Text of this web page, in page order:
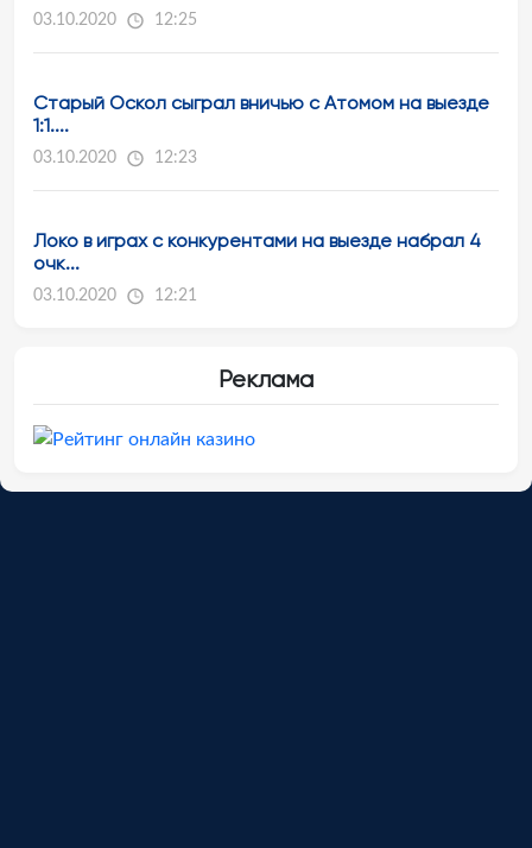
03.10.2020 12:25
Старый Оскол сыграл вничью с Атомом на выезде
1:1....
03.10.2020 12:23
Локо в играх с конкурентами на выезде набрал 4
очк...
03.10.2020 12:21
Реклама